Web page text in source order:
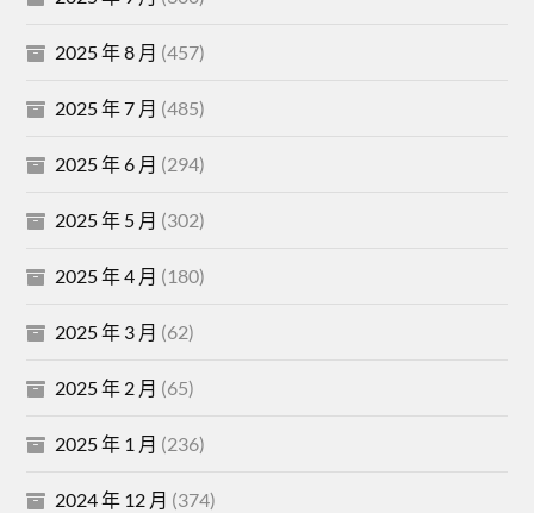
2025 年 8 月 (457)
2025 年 7 月 (485)
2025 年 6 月 (294)
2025 年 5 月 (302)
2025 年 4 月 (180)
2025 年 3 月 (62)
2025 年 2 月 (65)
2025 年 1 月 (236)
2024 年 12 月 (374)